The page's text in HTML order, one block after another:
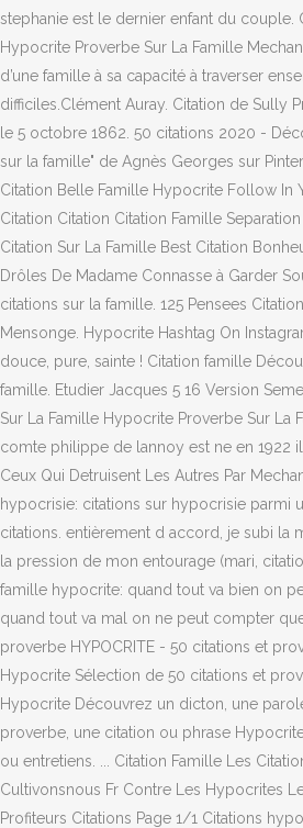
stephanie est le dernier enfant du couple.
Hypocrite Proverbe Sur La Famille
d’une famille à sa capacité à traverser
difficiles.Clément Auray. Citation de Sully
le 5 octobre 1862. 50 citations 2020 -
sur la famille" de Agnès Georges sur
Citation Belle Famille Hypocrite Follow In
Citation Citation Citation Famille Separation
Citation Sur La Famille Best Citation
Drôles De Madame Connasse à Garder
citations sur la famille. 125 Pensees
Mensonge. Hypocrite Hashtag On
douce, pure, sainte ! Citation famille
famille. Etudier Jacques 5 16 Version
Sur La Famille Hypocrite Proverbe Sur La
comte philippe de lannoy est ne en 1922
Ceux Qui Detruisent Les Autres Par
hypocrisie: citations sur hypocrisie parmi
citations. entièrement d accord, je subi la
la pression de mon entourage (mari,
famille hypocrite: quand tout va bien on
quand tout va mal on ne peut compter
proverbe HYPOCRITE - 50 citations et
Hypocrite Sélection de 50 citations et
Hypocrite Découvrez un dicton, une
proverbe, une citation ou phrase
ou entretiens. ... Citation Famille Les
Cultivonsnous Fr Contre Les Hypocrites
Profiteurs Citations Page 1/1 Citations